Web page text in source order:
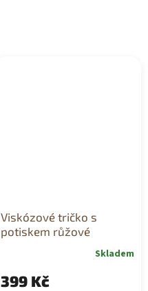
Viskózové tričko s
potiskem růžové
Skladem
399 Kč